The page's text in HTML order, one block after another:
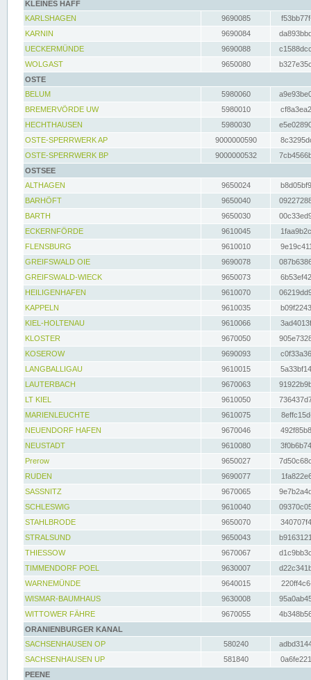
KLEINES HAFF
KARLSHAGEN
9690085
KARNIN
9690084
UECKERMÜNDE
9690088
WOLGAST
9650080
OSTE
BELUM
5980060
BREMERVÖRDE UW
5980010
HECHTHAUSEN
5980030
OSTE-SPERRWERK AP
9000000590
OSTE-SPERRWERK BP
9000000532
OSTSEE
ALTHAGEN
9650024
BARHÖFT
9650040
BARTH
9650030
ECKERNFÖRDE
9610045
FLENSBURG
9610010
GREIFSWALD OIE
9690078
GREIFSWALD-WIECK
9650073
HEILIGENHAFEN
9610070
KAPPELN
9610035
KIEL-HOLTENAU
9610066
KLOSTER
9670050
KOSEROW
9690093
LANGBALLIGAU
9610015
LAUTERBACH
9670063
LT KIEL
9610050
MARIENLEUCHTE
9610075
NEUENDORF HAFEN
9670046
NEUSTADT
9610080
Prerow
9650027
RUDEN
9690077
SASSNITZ
9670065
SCHLESWIG
9610040
STAHLBRODE
9650070
STRALSUND
9650043
THIESSOW
9670067
TIMMENDORF POEL
9630007
WARNEMÜNDE
9640015
WISMAR-BAUMHAUS
9630008
WITTOWER FÄHRE
9670055
ORANIENBURGER KANAL
SACHSENHAUSEN OP
580240
SACHSENHAUSEN UP
581840
PEENE